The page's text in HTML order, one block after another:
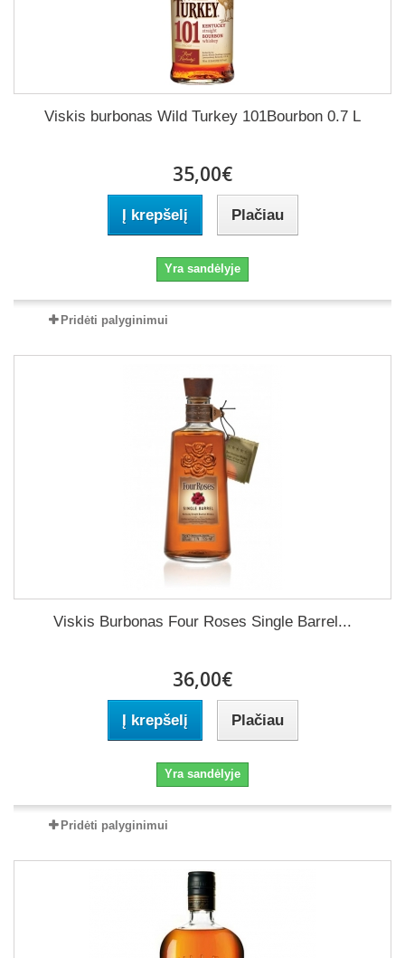
Viskis burbonas Wild Turkey 101Bourbon 0.7 L
35,00€
Į krepšelį Plačiau
Yra sandėlyje
Pridėti palyginimui
Viskis Burbonas Four Roses Single Barrel...
36,00€
Į krepšelį Plačiau
Yra sandėlyje
Pridėti palyginimui